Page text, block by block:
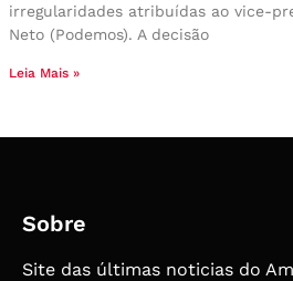
irregularidades atribuídas ao vice-
Neto (Podemos). A decisão
Leia Mais »
Sobre
Site das últimas noticias do